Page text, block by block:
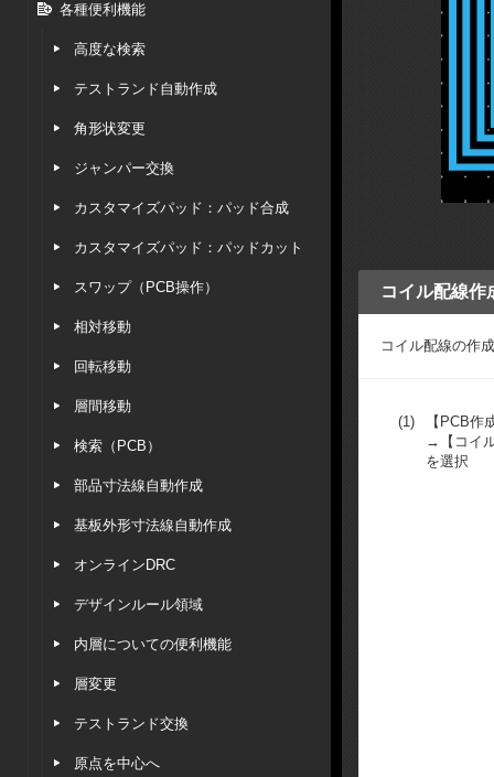
各種便利機能
高度な検索
テストランド自動作成
角形状変更
ジャンパー交換
カスタマイズパッド：パッド合成
カスタマイズパッド：パッドカット
スワップ（PCB操作）
相対移動
回転移動
層間移動
検索（PCB）
部品寸法線自動作成
基板外形寸法線自動作成
オンラインDRC
デザインルール領域
内層についての便利機能
層変更
テストランド交換
原点を中心へ
コイル配線作
コイル配線の作
(1)
【PCB作
→【コイ
を選択